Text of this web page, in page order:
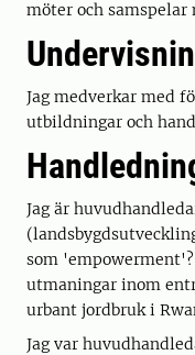
möter och samspelar
Jag medverkar med
utbildningar och
Jag är
som
utmaningar inom
urbant jordbruk i
Jag var